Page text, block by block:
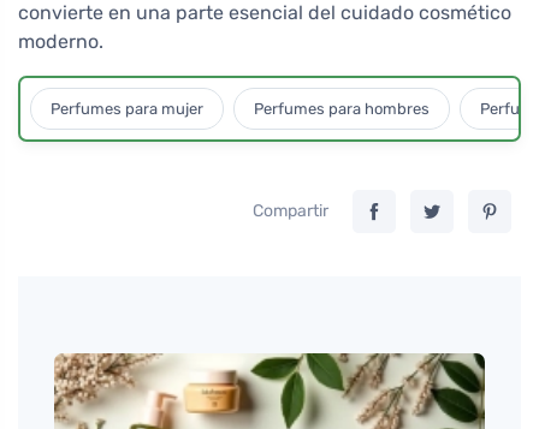
convierte en una parte esencial del cuidado cosmético
moderno.
Perfumes para mujer Perfumes para hombres
Compartir